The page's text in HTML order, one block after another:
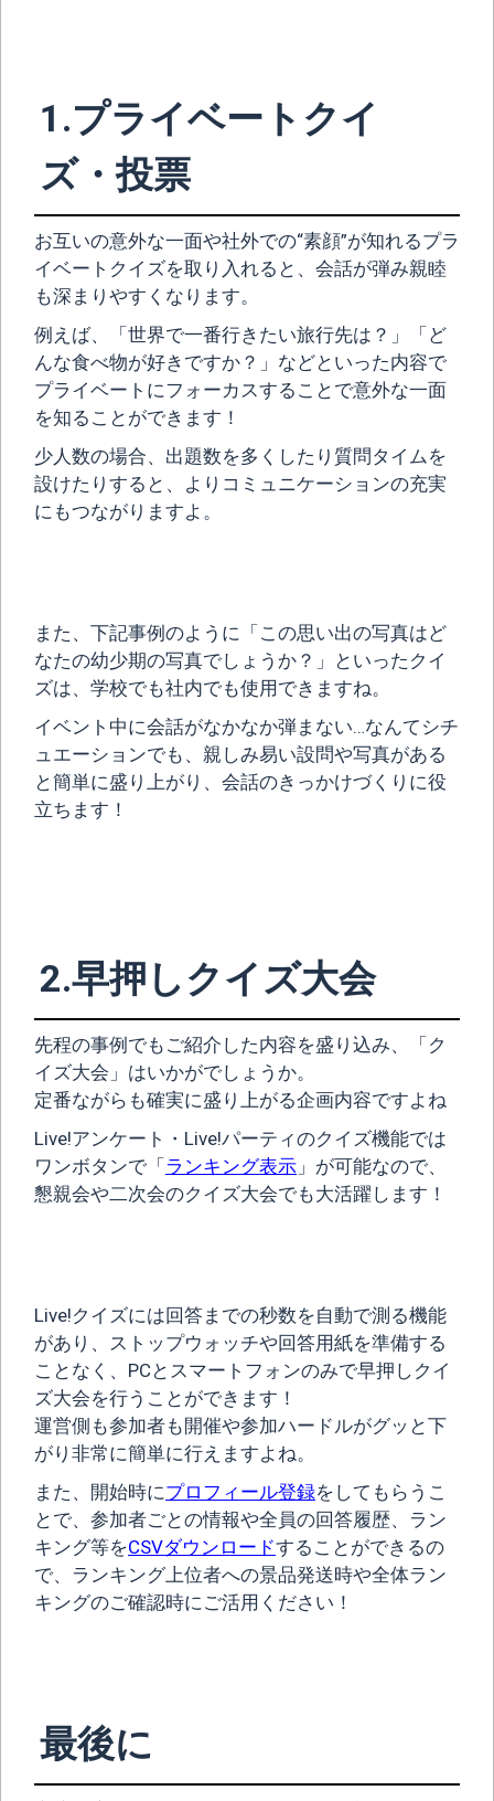
1.プライベートクイ
ズ・投票
お互いの意外な一面や社外での“素顔”が知れるプラ
イベートクイズを取り入れると、会話が弾み親睦
も深まりやすくなります。
例えば、「世界で一番行きたい旅行先は？」「ど
んな食べ物が好きですか？」などといった内容で
プライベートにフォーカスすることで意外な一面
を知ることができます！
少人数の場合、出題数を多くしたり質問タイムを
設けたりすると、よりコミュニケーションの充実
にもつながりますよ。
また、下記事例のように「この思い出の写真はど
なたの幼少期の写真でしょうか？」といったクイ
ズは、学校でも社内でも使用できますね。
イベント中に会話がなかなか弾まない…なんてシチ
ュエーションでも、親しみ易い設問や写真がある
と簡単に盛り上がり、会話のきっかけづくりに役
立ちます！
2.早押しクイズ大会
先程の事例でもご紹介した内容を盛り込み、「ク
イズ大会」はいかがでしょうか。
定番ながらも確実に盛り上がる企画内容ですよね
Live!アンケート・Live!パーティのクイズ機能では
ワンボタンで「ランキング表示 」が可能なので、
懇親会や二次会のクイズ大会でも大活躍します！
Live!クイズには回答までの秒数を自動で測る機能
があり、ストップウォッチや回答用紙を準備する
ことなく、PCとスマートフォンのみで早押しクイ
ズ大会を行うことができます！
運営側も参加者も開催や参加ハードルがグッと下
がり非常に簡単に行えますよね。
また、開始時にプロフィール登録をしてもらうこ
とで、参加者ごとの情報や全員の回答履歴、ラン
キング等をCSVダウンロードすることができるの
で、ランキング上位者への景品発送時や全体ラン
キングのご確認時にご活用ください！
最後に